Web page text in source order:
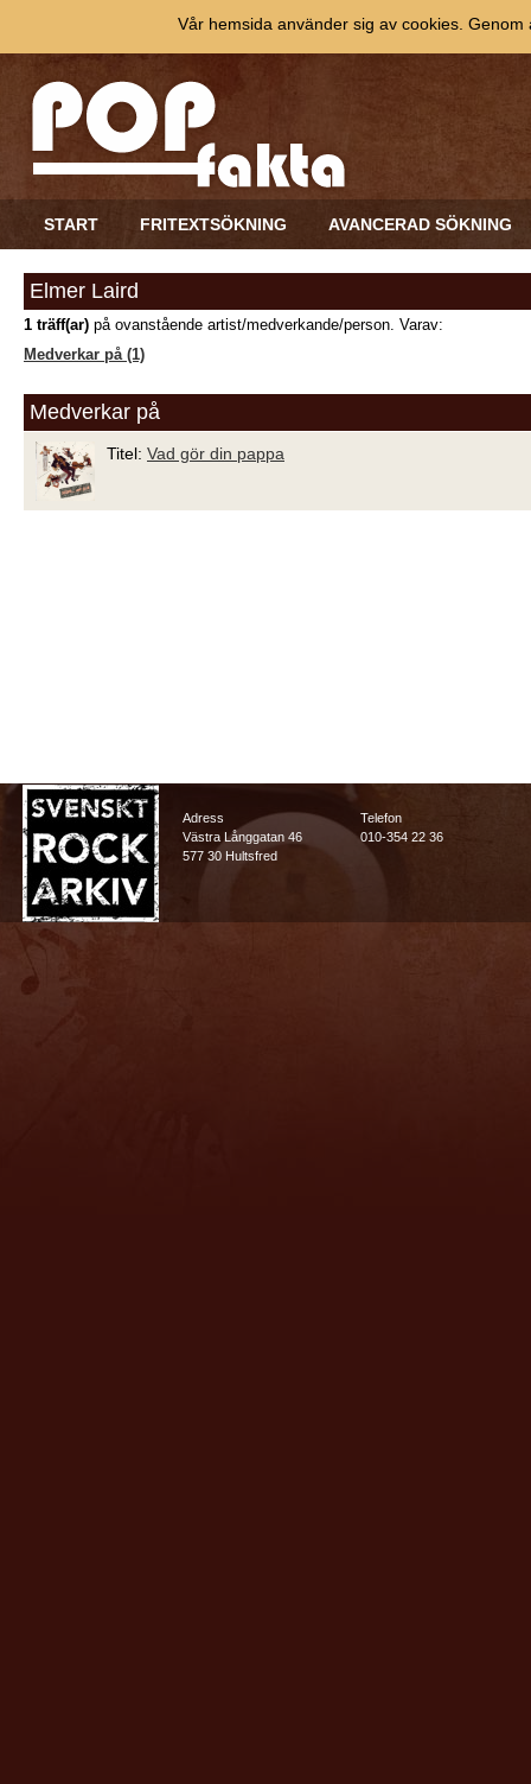
START FRITEXTSÖKNING AVANCERAD SÖKNING
Elmer Laird
1 träff(ar) på ovanstående artist/medverkande/person. Varav:
Medverkar på (1)
Medverkar på
Titel: Vad gör din pappa
Adress
Västra Långgatan 46
577 30 Hultsfred
Telefon
010-354 22 36
Vår hemsida använder sig av cookies.